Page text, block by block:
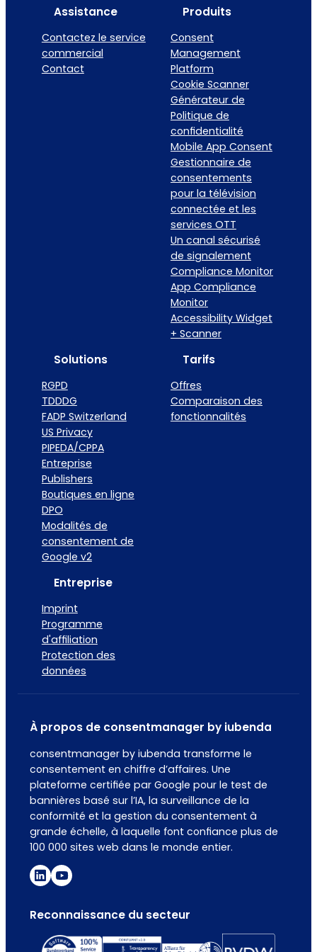
désactiver
premier
niveau
Assistance
Contactez le service
commercial
Contact
Produits
Consent
Management
Platform
Cookie Scanner
Générateur de
Politique de
confidentialité
Mobile App Consent
Gestionnaire de
consentements
pour la télévision
connectée et les
services OTT
Un canal sécurisé
de signalement
Compliance Monitor
App Compliance
Monitor
Accessibility Widget
+ Scanner
Solutions
RGPD
TDDDG
FADP Switzerland
US Privacy
PIPEDA/CPPA
Entreprise
Publishers
Boutiques en ligne
DPO
Modalités de
consentement de
Google v2
Tarifs
Offres
Comparaison des
fonctionnalités
Entreprise
Imprint
Programme
d'affiliation
Protection des
données
À propos de consentmanager by iubenda
consentmanager by iubenda transforme le
consentement en chiffre d’affaires. Une
plateforme certifiée par Google pour le test de
bannières basé sur l’IA, la surveillance de la
conformité et la gestion du consentement à
grande échelle, à laquelle font confiance plus de
100 000 sites web dans le monde entier.
Reconnaissance du secteur